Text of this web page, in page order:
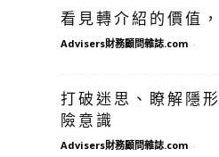
看見轉介紹的價值
Advisers財務顧問雜誌.com -
打破迷思、瞭解隱
險意識
Advisers財務顧問雜誌.com -